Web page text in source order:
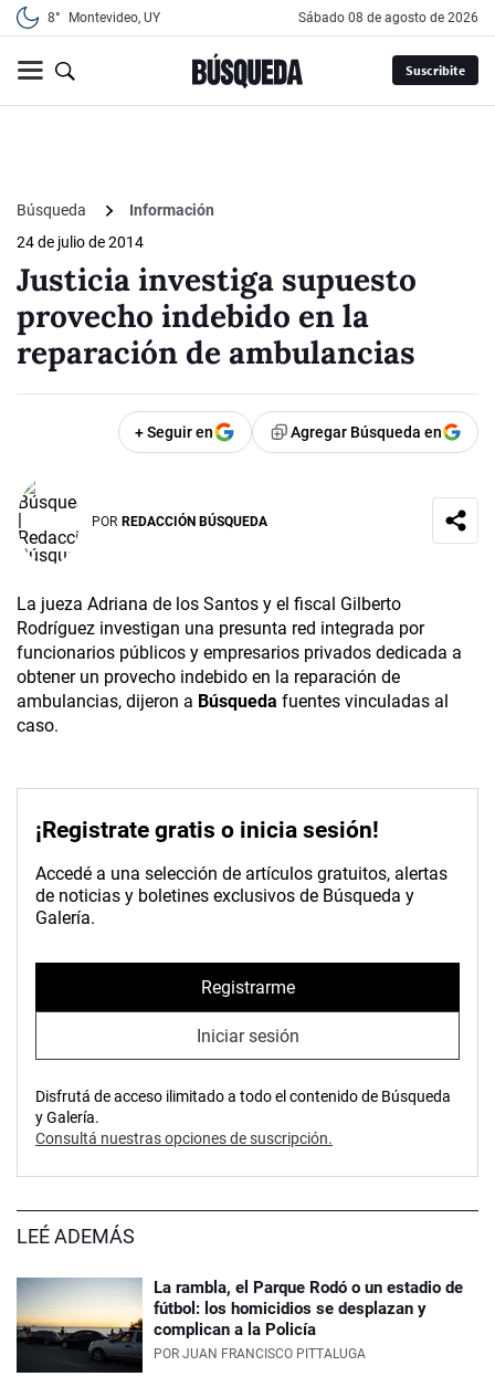
8° Montevideo, UY sábado 08 de agosto de 2026
Suscribite
Búsqueda
Información
24 de julio de 2014
Justicia investiga supuesto
provecho indebido en la
reparación de ambulancias
+ Seguir en Agregar Búsqueda en
POR REDACCIÓN BÚSQUEDA
La jueza Adriana de los Santos y el fiscal Gilberto
Rodríguez investigan una presunta red integrada por
funcionarios públicos y empresarios privados dedicada a
obtener un provecho indebido en la reparación de
ambulancias, dijeron a Búsqueda fuentes vinculadas al
caso.
¡Registrate gratis o inicia sesión!
Accedé a una selección de artículos gratuitos, alertas
de noticias y boletines exclusivos de Búsqueda y
Galería.
Registrarme
Iniciar sesión
Disfrutá de acceso ilimitado a todo el contenido de Búsqueda
y Galería.
Consultá nuestras opciones de suscripción.
LEÉ ADEMÁS
La rambla, el Parque Rodó o un estadio de
fútbol: los homicidios se desplazan y
complican a la Policía
POR JUAN FRANCISCO PITTALUGA